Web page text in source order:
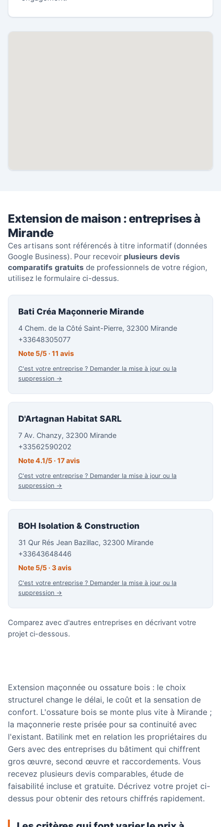
Extension de maison : entreprises à
Mirande
Ces artisans sont référencés à titre informatif (données
Google Business). Pour recevoir plusieurs devis
comparatifs gratuits de professionnels de votre région,
utilisez le formulaire ci-dessus.
Bati Créa Maçonnerie Mirande
4 Chem. de la Côté Saint-Pierre, 32300 Mirande
+33648305077
Note 5/5 · 11 avis
C'est votre entreprise ? Demander la mise à jour ou la
suppression →
D'Artagnan Habitat SARL
7 Av. Chanzy, 32300 Mirande
+33562590202
Note 4.1/5 · 17 avis
C'est votre entreprise ? Demander la mise à jour ou la
suppression →
BOH Isolation & Construction
31 Qur Rés Jean Bazillac, 32300 Mirande
+33643648446
Note 5/5 · 3 avis
C'est votre entreprise ? Demander la mise à jour ou la
suppression →
Comparez avec d'autres entreprises en décrivant votre
projet ci-dessous.
Extension maçonnée ou ossature bois : le choix
structurel change le délai, le coût et la sensation de
confort. L'ossature bois se monte plus vite à Mirande ;
la maçonnerie reste prisée pour sa continuité avec
l'existant. Batilink met en relation les propriétaires du
Gers avec des entreprises du bâtiment qui chiffrent
gros œuvre, second œuvre et raccordements. Vous
recevez plusieurs devis comparables, étude de
faisabilité incluse et gratuite. Décrivez votre projet ci-
dessus pour obtenir des retours chiffrés rapidement.